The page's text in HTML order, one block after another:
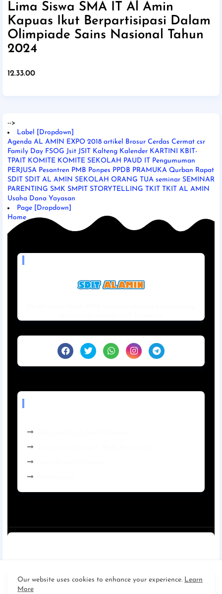
Lima Siswa SMA IT Al Amin
Kapuas Ikut Berpartisipasi Dalam
Olimpiade Sains Nasional Tahun
2024
12.33.00
-->
Label [Dropdown]
Agenda AL AMIN EXPO 2018 artikel Brosur Cerdas Cermat csr
Family Day FSOG Jsit JSIT Kalteng Kalender KARTINI
KBIT-
TPAIT KOMITE KOMITE SEKOLAH PAUD IT Pengumuman
PERJUSA Pesantren PMB Ponpes PPDB PRAMUKA Qurban Rapat
SDIT SDIT AL AMIN SEKOLAH ORANG TUA seminar SEMINAR
PARENTING SMK SMPIT STORYTELLING TKIT TKIT AL AMIN
Usaha Dana Yayasan
Page [Dropdown]
Home
Our website uses cookies to enhance your experience. Learn
More